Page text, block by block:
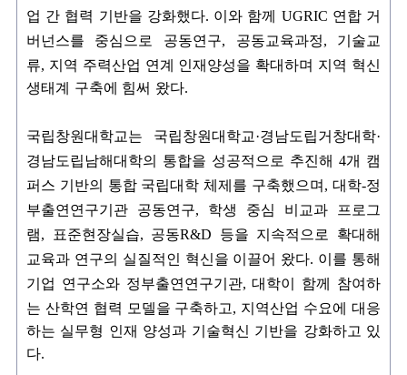
업 간 협력 기반을 강화했다. 이와 함께 UGRIC 연합 거
버넌스를 중심으로 공동연구, 공동교육과정,
기술교
류, 지역 주력산업 연계 인재양성을 확대하며 지역 혁신
생태계 구축에 힘써 왔다.
국립창원대학교는 국립창원대학교·경남도립거창대학·
경남도립남해대학의 통합을 성공적으로 추진해 4개 캠
퍼스 기반의 통합 국립대학 체제를 구축했으며 , 대학-정
부출연연구기관 공동연구,
학생 중심 비교과 프로그
램, 표준현장실습, 공동R&D
등을 지속적으로 확대해
교육과 연구의 실질적인 혁신을 이끌어 왔다. 이를 통해
기업 연구소와 정부출연연구기관, 대학이 함께 참여하
는 산학연 협력 모델을 구축하고, 지역산업 수요에 대응
하는 실무형 인재 양성과 기술혁신 기반을 강화하고 있
다.